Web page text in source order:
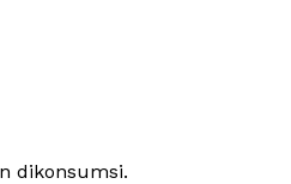
dikonsumsi.